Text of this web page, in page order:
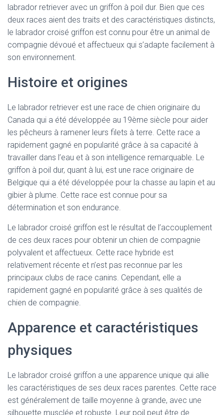
labrador retriever avec un griffon à poil dur. Bien que ces
deux races aient des traits et des caractéristiques distincts,
le labrador croisé griffon est connu pour être un animal de
compagnie dévoué et affectueux qui s’adapte facilement à
son environnement.
Histoire et origines
Le labrador retriever est une race de chien originaire du
Canada qui a été développée au 19ème siècle pour aider
les pêcheurs à ramener leurs filets à terre. Cette race a
rapidement gagné en popularité grâce à sa capacité à
travailler dans l’eau et à son intelligence remarquable. Le
griffon à poil dur, quant à lui, est une race originaire de
Belgique qui a été développée pour la chasse au lapin et au
gibier à plume. Cette race est connue pour sa
détermination et son endurance.
Le labrador croisé griffon est le résultat de l’accouplement
de ces deux races pour obtenir un chien de compagnie
polyvalent et affectueux. Cette race hybride est
relativement récente et n’est pas reconnue par les
principaux clubs de race canins. Cependant, elle a
rapidement gagné en popularité grâce à ses qualités de
chien de compagnie.
Apparence et caractéristiques
physiques
Le labrador croisé griffon a une apparence unique qui allie
les caractéristiques de ses deux races parentes. Cette race
est généralement de taille moyenne à grande, avec une
silhouette musclée et robuste. Leur poil peut être de